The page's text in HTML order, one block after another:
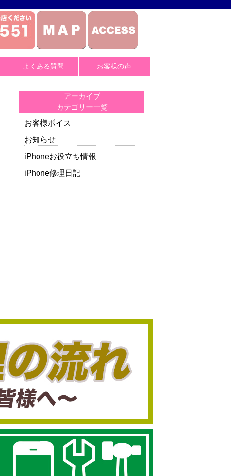
よくある質問 お客様の声
アーカイブ
カテゴリー一覧
お客様ボイス
お知らせ
iPhoneお役立ち情報
iPhone修理日記